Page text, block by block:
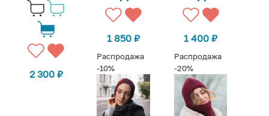
2 300 ₽
1 850 ₽ 1 400₽
Распродажа
-10%
Распродажа
-20%